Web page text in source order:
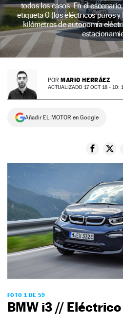
NEWSLETTER
SÍGUENOS
todos los casos. En el
etiqueta 0 (los eléctricos puros
kilómetros de autonomía
POR MARIO HERRÁEZ
ACTUALIZADO 17 OCT 18 - 10:
Añadir EL MOTOR en Google
FOTO 1 DE 59
BMW i3 //